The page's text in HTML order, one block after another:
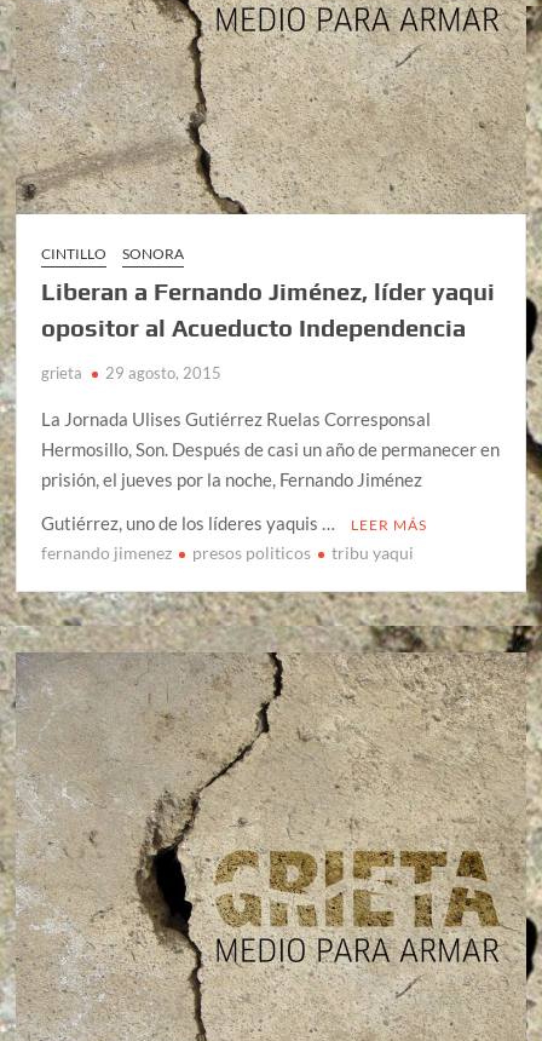
CINTILLO SONORA
Liberan a Fernando Jiménez, líder yaqui
opositor al Acueducto Independencia
grieta 29 agosto, 2015
La Jornada Ulises Gutiérrez Ruelas Corresponsal
Hermosillo, Son. Después de casi un año de permanecer en
prisión, el jueves por la noche, Fernando Jiménez
Gutiérrez, uno de los líderes yaquis …
LEER MÁS
fernando jimenez presos politicos tribu yaqui